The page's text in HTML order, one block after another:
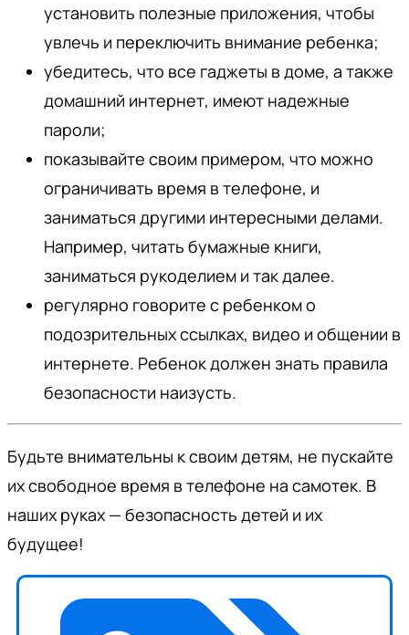
установить полезные приложения, чтобы
увлечь и переключить внимание ребенка;
убедитесь, что все гаджеты в доме, а также
домашний интернет, имеют надежные
пароли;
показывайте своим примером, что можно
ограничивать время в телефоне, и
заниматься другими интересными делами.
Например, читать бумажные книги,
заниматься рукоделием и так далее.
регулярно говорите с ребенком о
подозрительных ссылках, видео и общении в
интернете. Ребенок должен знать правила
безопасности наизусть.
Будьте внимательны к своим детям, не пускайте
их свободное время в телефоне на самотек. В
наших руках — безопасность детей и их
будущее!